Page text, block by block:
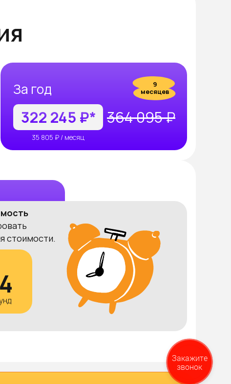
За год
9
месяцев
322 245 ₽* 364 095 ₽
35 805 ₽ / месяц
стоимости.
Закажите